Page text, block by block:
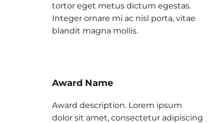
tortor eget metus dictum egestas.
Integer ornare mi ac nisl porta, vitae
blandit magna mollis.
Award Name
Award description. Lorem ipsum
dolor sit amet, consectetur adipiscing